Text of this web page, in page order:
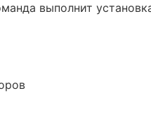
выполнит